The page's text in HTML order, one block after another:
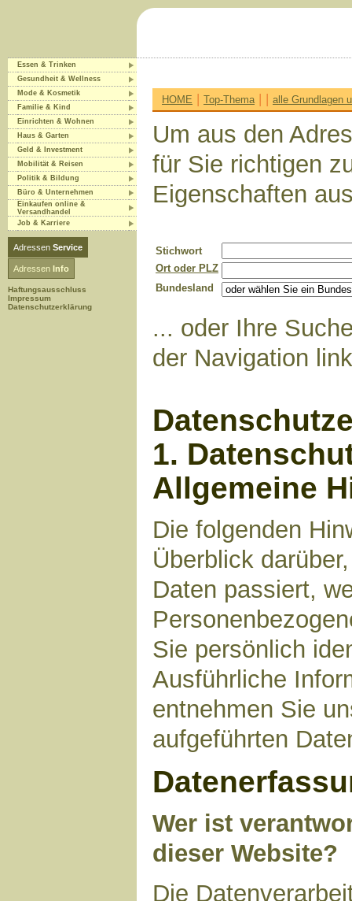
Essen & Trinken
Gesundheit & Wellness
Mode & Kosmetik
Familie & Kind
Einrichten & Wohnen
Haus & Garten
Geld & Investment
Mobilität & Reisen
Politik & Bildung
Büro & Unternehmen
Einkaufen online &
Versandhandel
Job & Karriere
Adressen Service
Adressen Info
Haftungsausschluss
Impressum
Datenschutzerklärung
HOME | Top-Thema| | alle Grundlagen
Um aus den
für Sie richtigen
Eigenschaften
Stichwort
Ort oder PLZ
Bundesland
... oder Ihre
der Navigation
1.
Allgemeine
Die folgenden
Überblick
Daten passiert,
Sie persönlich
Ausführliche
entnehmen Sie
aufgeführten
Wer ist
dieser Website?
Die